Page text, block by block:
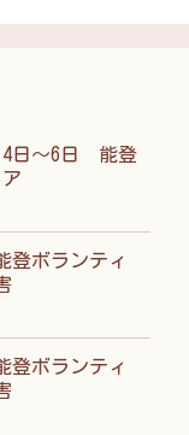
4日～6日 能登
登ボランティ
登ボランティ